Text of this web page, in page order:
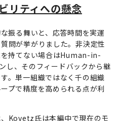
リティへの懸念
振る舞いと、応答時間を実運
問が挙がりました。非決定性
持てない場合はHuman-in-
、そのフィードバックから継
。単一組織ではなく千の組織
プで精度を高められる点が利
Kovetz氏は本編中で現在のモ